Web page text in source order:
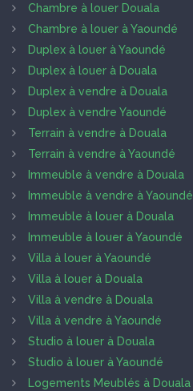
Chambre à louer Douala
Chambre à louer à Yaoundé
Duplex à louer à Yaoundé
Duplex à louer à Douala
Duplex à vendre à Douala
Duplex à vendre Yaoundé
Terrain à vendre à Douala
Terrain à vendre à Yaoundé
Immeuble à vendre à Douala
Immeuble à vendre à Yaoundé
Immeuble à louer à Douala
Immeuble à louer à Yaoundé
Villa à louer à Yaoundé
Villa à louer à Douala
Villa à vendre à Douala
Villa à vendre à Yaoundé
Studio à louer à Douala
Studio à louer à Yaoundé
Logements Meublés à Douala